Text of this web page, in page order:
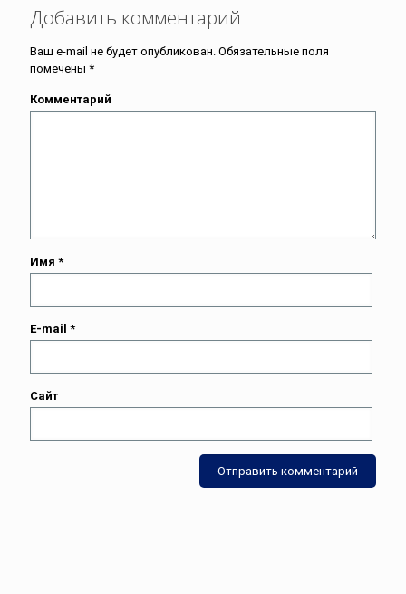
Добавить комментарий
Ваш e-mail не будет опубликован. Обязательные поля
помечены *
Комментарий
Имя *
E-mail *
Сайт